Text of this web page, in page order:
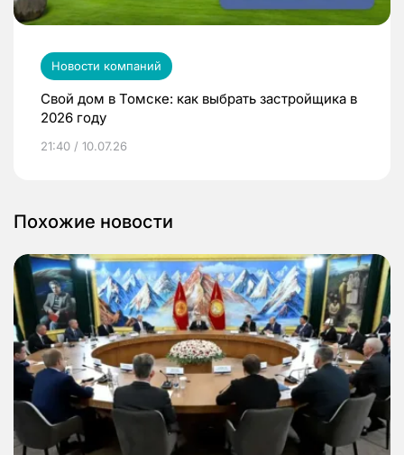
Новости компаний
Свой дом в Томске: как выбрать застройщика в
2026 году
21:40 / 10.07.26
Похожие новости